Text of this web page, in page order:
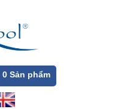
0Sản phẩm